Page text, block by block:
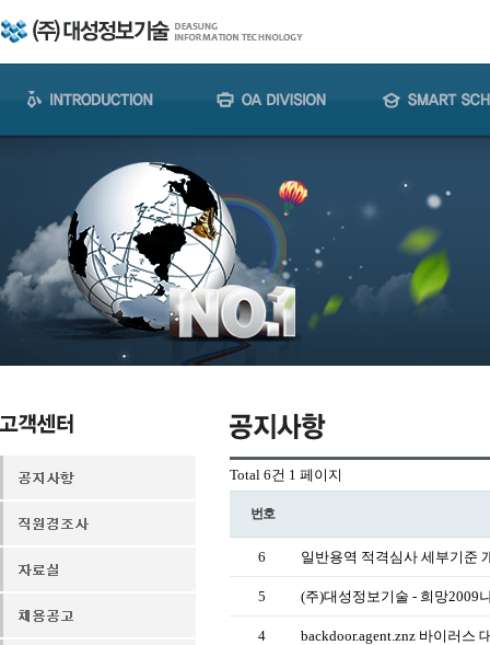
Total 6건 1 페이지
번호
6 일반용역 적격심사 세부기준
5 (주)대성정보기술 - 희망2009
4 backdoor.agent.znz 바이러스